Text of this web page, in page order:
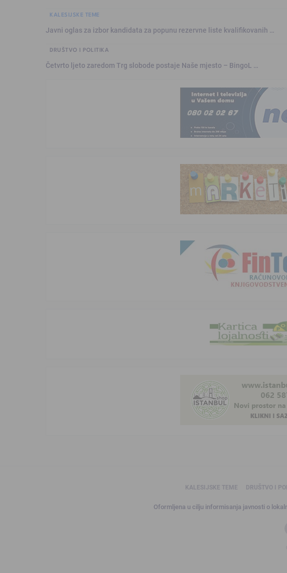
KALESIJSKE TEME
Javni oglas za izbor kandidata za popunu rezervne liste kvalifikovanih …
DRUŠTVO I POLITIKA
Četvrto ljeto zaredom Trg slobode postaje Naše mjesto – BingoL …
KALESIJSKE TEME DRUŠTVO I
Oformljena u cilju informisanja javnosti o